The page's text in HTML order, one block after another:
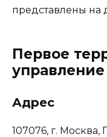
представлены на
Первое
управление
Адрес
107076, г. Москва,